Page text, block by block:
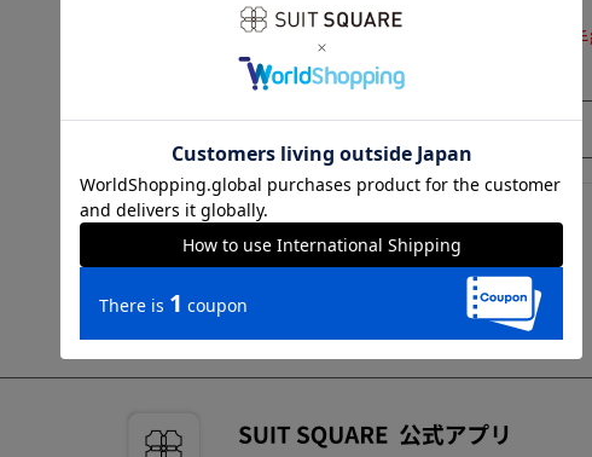
しかねます。
※購入履歴の確認、領収書の発行、キャンセル
だけません。